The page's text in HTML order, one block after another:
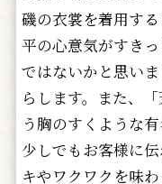
磯の衣裳を着用す
平の心意気がすき
ではないかと思い
らします。また、
う胸のすくような
少しでもお客様に
キやワクワクを味